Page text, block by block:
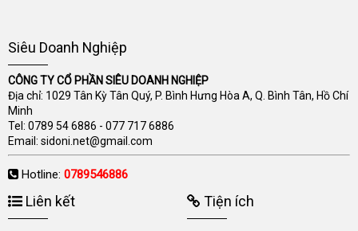
Siêu Doanh Nghiệp
CÔNG TY CỔ PHẦN SIÊU DOANH NGHIỆP
Địa chỉ: 1029 Tân Kỳ Tân Quý, P. Bình Hưng Hòa A, Q. Bình Tân, Hồ Chí
Minh
Tel: 0789 54 6886 - 077 717 6886
Email: sidoni.net@gmail.com
Hotline: 0789546886
Liên kết Tiện ích